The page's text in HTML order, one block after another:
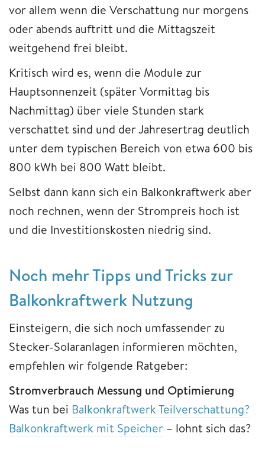
vor allem wenn die Verschattung nur morgens
oder abends auftritt und die Mittagszeit
weitgehend frei bleibt.
Kritisch wird es, wenn die Module zur
Hauptsonnenzeit (später Vormittag bis
Nachmittag) über viele Stunden stark
verschattet sind und der Jahresertrag deutlich
unter dem typischen Bereich von etwa 600 bis
800 kWh bei 800 Watt bleibt.
Selbst dann kann sich ein Balkonkraftwerk aber
noch rechnen, wenn der Strompreis hoch ist
und die Investitionskosten niedrig sind.
Noch mehr Tipps und Tricks zur
Balkonkraftwerk Nutzung
Einsteigern, die sich noch umfassender zu
Stecker-Solaranlagen informieren möchten,
empfehlen wir folgende Ratgeber:
Stromverbrauch Messung und Optimierung
Was tun bei Balkonkraftwerk Teilverschattung?
Balkonkraftwerk mit Speicher – lohnt sich das?